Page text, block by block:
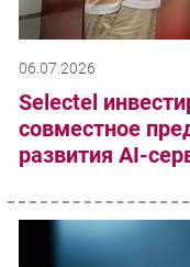
06.07.2026
Selectel
совместное
развития AI-